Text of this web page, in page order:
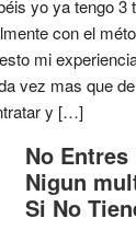
yo ya tengo 3
con el
mi
vez mas que
y […]
No Entres
Nigun
Si No